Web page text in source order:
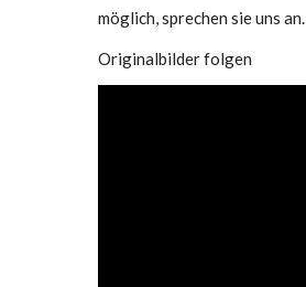
möglich, sprechen sie uns an.
Originalbilder folgen